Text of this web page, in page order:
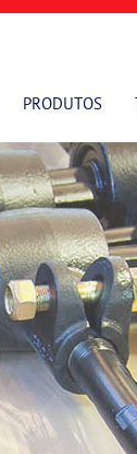
PRODUTOS